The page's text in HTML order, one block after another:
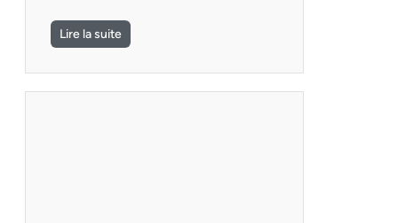
Lire la suite